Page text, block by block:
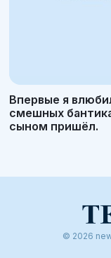
Впервые я
смешных
сыном пришёл.
© 2026